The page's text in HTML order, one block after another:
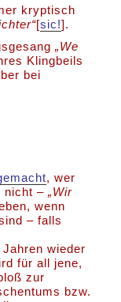
kryptisch
[sic!].
„We
Klingbeils
bei
, wer
nicht –„Wir
wenn
– falls
wieder
für all jene,
zur
bzw.